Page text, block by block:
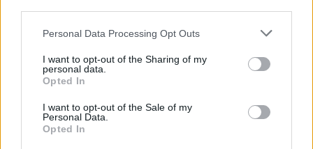
Personal Data Processing Opt Outs
I want to opt-out of the Sharing of my
personal data.
Opted In
I want to opt-out of the Sale of my
Personal Data.
Opted In
τολμηρή σκηνή της Ζωής Λάσκαρη
Δύο μαύρα πουκάμισα spoiler: Η
άφιξη της Μαρκέλλας φέρνει κι ένα
θαμμένο μυστικό από την Κρήτη